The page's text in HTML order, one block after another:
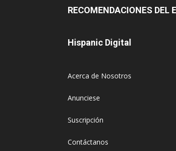
RECOMENDACIONES DEL
Hispanic Digital
Acerca de Nosotros
Anunciese
Suscripción
Contáctanos